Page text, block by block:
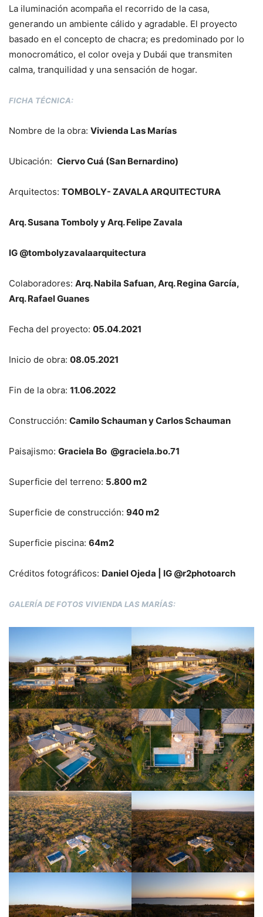
La iluminación acompaña el recorrido de la casa,
generando un ambiente cálido y agradable. El proyecto
basado en el concepto de chacra; es predominado por lo
monocromático, el color oveja y Dubái que transmiten
calma, tranquilidad y una sensación de hogar.
FICHA TÉCNICA:
Nombre de la obra: Vivienda Las Marías
Ubicación: Ciervo Cuá (San Bernardino)
Arquitectos: TOMBOLY- ZAVALA ARQUITECTURA
Arq. Susana Tomboly y Arq. Felipe Zavala
IG @tombolyzavalaarquitectura
Colaboradores: Arq. Nabila Safuan, Arq. Regina García,
Arq. Rafael Guanes
Fecha del proyecto: 05.04.2021
Inicio de obra: 08.05.2021
Fin de la obra: 11.06.2022
Construcción: Camilo Schauman y Carlos Schauman
Paisajismo: Graciela Bo @graciela.bo.71
Superficie del terreno: 5.800 m2
Superficie de construcción: 940 m2
Superficie piscina: 64m2
Créditos fotográficos: Daniel Ojeda | IG @r2photoarch
GALERÍA DE FOTOS VIVIENDA LAS MARÍAS: